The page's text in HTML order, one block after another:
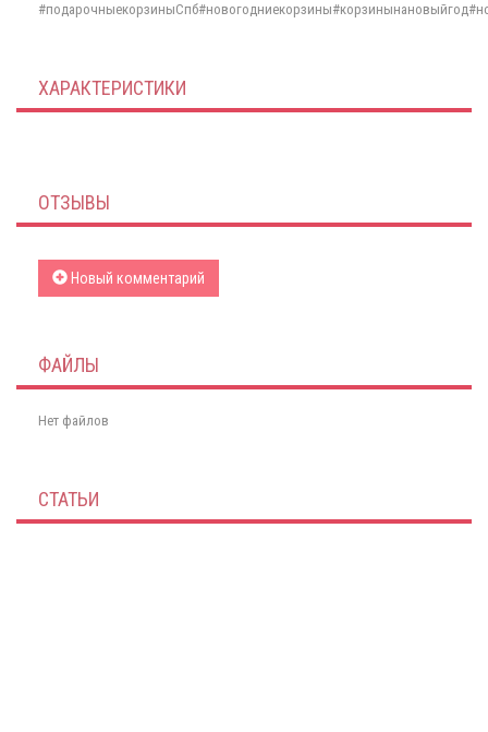
ХАРАКТЕРИСТИКИ
ОТЗЫВЫ
Новый комментарий
ФАЙЛЫ
Нет файлов
СТАТЬИ